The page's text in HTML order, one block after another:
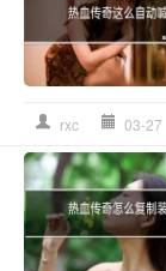
rxc 03-27